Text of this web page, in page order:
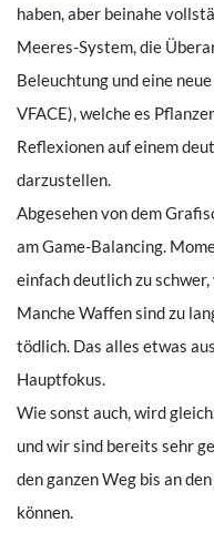
haben, aber beinahe
Meeres-System, die
Beleuchtung und eine
VFACE), welche es
Reflexionen auf einem
darzustellen.
Abgesehen von dem
am Game-Balancing.
einfach deutlich zu
Manche Waffen sind zu
tödlich. Das alles etwas
Hauptfokus.
Wie sonst auch, wird
und wir sind bereits sehr
den ganzen Weg bis an
können.